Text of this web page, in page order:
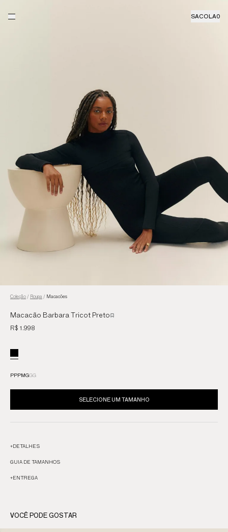
SACOLA0
Coleção / Roupa / Macacões
Macacão Barbara Tricot Preto
R$ 1.998
PPPMGGG
SELECIONE UM TAMANHO
+DETALHES
GUIA DE TAMANHOS
+ENTREGA
VOCÊ PODE GOSTAR